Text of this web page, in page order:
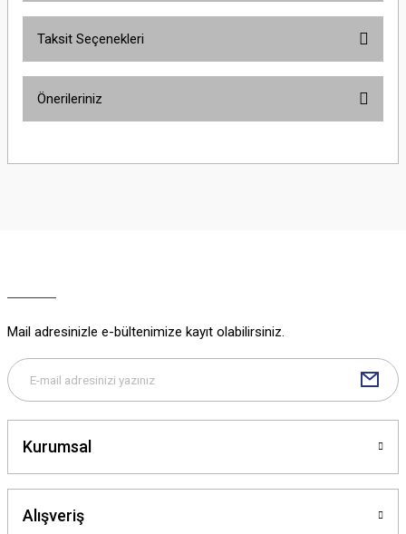
Taksit Seçenekleri
Önerileriniz
yetersiz gördüğünüz noktaları öneri formunu kullanarak tarafımıza
Bu ürüne benzer farklı alternatifler olmalı.
Mail adresinizle e-bültenimize kayıt olabilirsiniz.
Kurumsal
Alışveriş